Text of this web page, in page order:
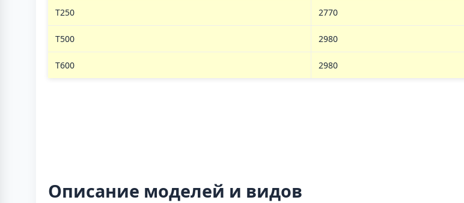
T250 2770
T500 2980
T600 2980
Описание моделей и видов